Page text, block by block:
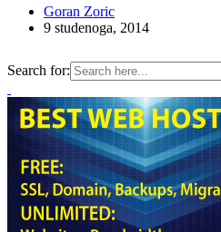
internetski
marketing?
postići
siguran
Goran Zoric
9 studenoga, 2014
Search for: